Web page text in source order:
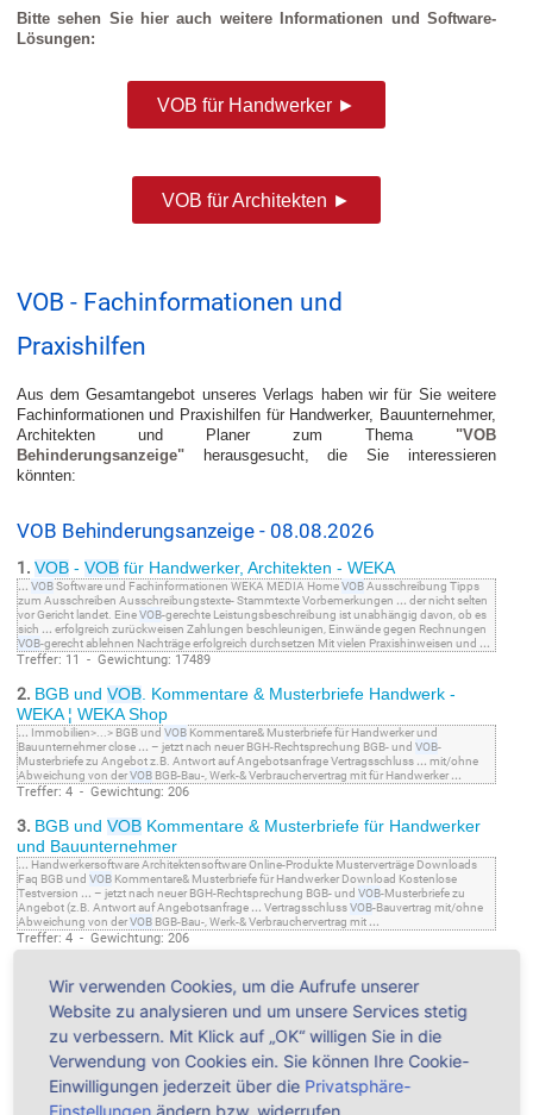
Bitte sehen Sie hier auch weitere Informationen und Software-
Lösungen:
VOB für Handwerker ►
VOB für Architekten ►
VOB - Fachinformationen und
Praxishilfen
Aus dem Gesamtangebot unseres Verlags haben wir für Sie weitere
Fachinformationen und Praxishilfen für Handwerker, Bauunternehmer,
Architekten und Planer zum Thema "VOB
Behinderungsanzeige"herausgesucht, die Sie interessieren
könnten:
VOB Behinderungsanzeige - 08.08.2026
1. VOB- VOBfür Handwerker, Architekten - WEKA
... VOBSoftware und Fachinformationen WEKA MEDIA HomeVOBAusschreibung Tipps
zum Ausschreiben Ausschreibungstexte- Stammtexte Vorbemerkungen ... der nicht selten
vor Gericht landet. EineVOB-gerechte Leistungsbeschreibung ist unabhängig davon, ob es
sich ... erfolgreich zurückweisen Zahlungen beschleunigen, Einwände gegen Rechnungen
VOB-gerecht ablehnen Nachträge erfolgreich durchsetzen Mit vielen Praxishinweisen und ...
Treffer: 11 - Gewichtung: 17489
2. BGB und VOB. Kommentare & Musterbriefe Handwerk -
WEKA ¦ WEKA Shop
... Immobilien>...> BGB und VOBKommentare& Musterbriefe für Handwerker und
Bauunternehmer close ... – jetzt nach neuer BGH-Rechtsprechung BGB- und VOB-
Musterbriefe zu Angebot z.B. Antwort auf Angebotsanfrage Vertragsschluss ... mit/ohne
Abweichung von derVOBBGB-Bau-, Werk-& Verbrauchervertrag mit für Handwerker ...
Treffer: 4 - Gewichtung: 206
3. BGB und VOBKommentare & Musterbriefe für Handwerker
und Bauunternehmer
... Handwerkersoftware Architektensoftware Online-Produkte Musterverträge Downloads
Faq BGB und VOBKommentare& Musterbriefe für Handwerker Download Kostenlose
Testversion ... – jetzt nach neuer BGH-Rechtsprechung BGB- und VOB-Musterbriefe zu
Angebot (z.B. Antwort auf Angebotsanfrage ... VertragsschlussVOB-Bauvertrag mit/ohne
Abweichung von derVOBBGB-Bau-, Werk-& Verbrauchervertrag mit ...
Treffer: 4 - Gewichtung: 206
Handwerkersoftware Architektensoftware Online-Produkte Musterverträge Downloads
Faq BGB und
VOB Musterbriefe smart& easy Download Kostenlose Testversion für ...in der
Software. Inhalt BGB- und VOB-Musterbriefe zu Angebot z.B. Antwort auf Angebotsanfrage
Vertragsschluss...mit/ohne Abweichung von derVOBBGB-Bau-, Werk-&
Verbrauchervertrag mit für Handwerker...
Treffer: 4 - Gewichtung: 206
Baudokumentation smart & easy - Bautagebuch - Software &
Wir verwenden Cookies, um die Aufrufe unserer
Website zu analysieren und um unsere Services stetig
zu verbessern. Mit Klick auf „OK“ willigen Sie in die
Verwendung von Cookies ein. Sie können Ihre Cookie-
Einwilligungen jederzeit über die Privatsphäre-
Einstellungen ändern bzw. widerrufen.